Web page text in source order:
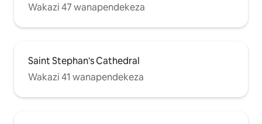
Wakazi 47 wanapendekeza
Saint Stephan's Cathedral
Wakazi 41 wanapendekeza